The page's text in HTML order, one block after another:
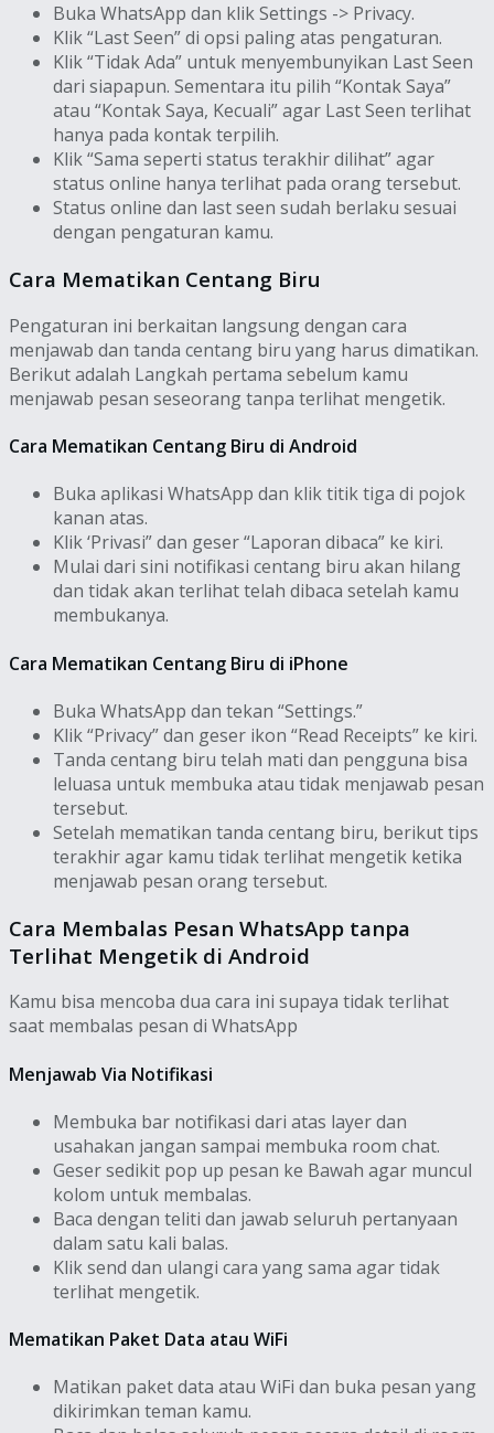
Buka WhatsApp dan klik Settings -> Privacy.
Klik “Last Seen” di opsi paling atas pengaturan.
Klik “Tidak Ada” untuk menyembunyikan Last Seen
dari siapapun. Sementara itu pilih “Kontak Saya”
atau “Kontak Saya, Kecuali” agar Last Seen terlihat
hanya pada kontak terpilih.
Klik “Sama seperti status terakhir dilihat” agar
status online hanya terlihat pada orang tersebut.
Status online dan last seen sudah berlaku sesuai
dengan pengaturan kamu.
Cara Mematikan Centang Biru
Pengaturan ini berkaitan langsung dengan cara
menjawab dan tanda centang biru yang harus dimatikan.
Berikut adalah Langkah pertama sebelum kamu
menjawab pesan seseorang tanpa terlihat mengetik.
Cara Mematikan Centang Biru di Android
Buka aplikasi WhatsApp dan klik titik tiga di pojok
kanan atas.
Klik ‘Privasi” dan geser “Laporan dibaca” ke kiri.
Mulai dari sini notifikasi centang biru akan hilang
dan tidak akan terlihat telah dibaca setelah kamu
membukanya.
Cara Mematikan Centang Biru di iPhone
Buka WhatsApp dan tekan “Settings.”
Klik “Privacy” dan geser ikon “Read Receipts” ke kiri.
Tanda centang biru telah mati dan pengguna bisa
leluasa untuk membuka atau tidak menjawab pesan
tersebut.
Setelah mematikan tanda centang biru, berikut tips
terakhir agar kamu tidak terlihat mengetik ketika
menjawab pesan orang tersebut.
Cara Membalas Pesan WhatsApp tanpa
Terlihat Mengetik di Android
Kamu bisa mencoba dua cara ini supaya tidak terlihat
saat membalas pesan di WhatsApp
Menjawab Via Notifikasi
Membuka bar notifikasi dari atas layer dan
usahakan jangan sampai membuka room chat.
Geser sedikit pop up pesan ke Bawah agar muncul
kolom untuk membalas.
Baca dengan teliti dan jawab seluruh pertanyaan
dalam satu kali balas.
Klik send dan ulangi cara yang sama agar tidak
terlihat mengetik.
Mematikan Paket Data atau WiFi
Matikan paket data atau WiFi dan buka pesan yang
dikirimkan teman kamu.